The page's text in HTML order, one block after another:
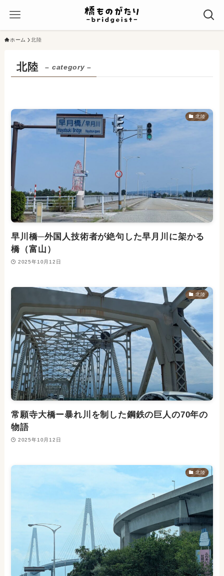
ホーム 北陸
北陸 – category –
北陸
早川橋─外国人技術者が絶句した早月川に架かる
橋（富山）
2025年10月12日
北陸
常願寺大橋ー暴れ川を制した鋼鉄の巨人の70年の
物語
2025年10月12日
北陸